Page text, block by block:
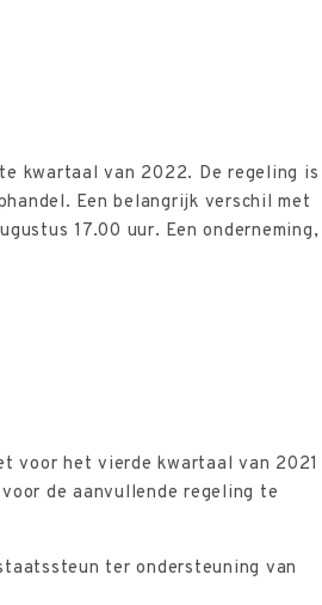
kwartaal van 2022. De regeling is
Een belangrijk verschil met
17.00 uur. Een onderneming,
voor het vierde kwartaal van 2021
de aanvullende regeling te
ter ondersteuning van